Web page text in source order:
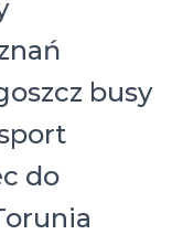
busy
do